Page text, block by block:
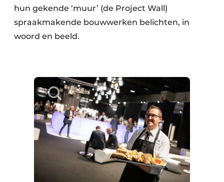
hun gekende ‘muur’ (de Project Wall)
spraakmakende bouwwerken belichten, in
woord en beeld.